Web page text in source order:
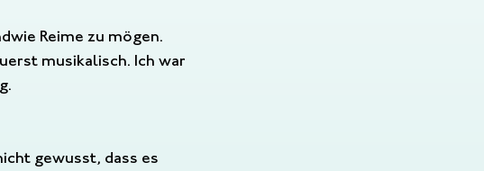
Reime zu mögen.
musikalisch. Ich war
gewusst, dass es